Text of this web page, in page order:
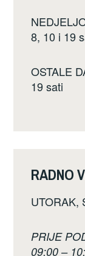
8, 10 i 19
OSTALE
19 sati
RADNO
UTORAK,
PRIJE
09:00 –